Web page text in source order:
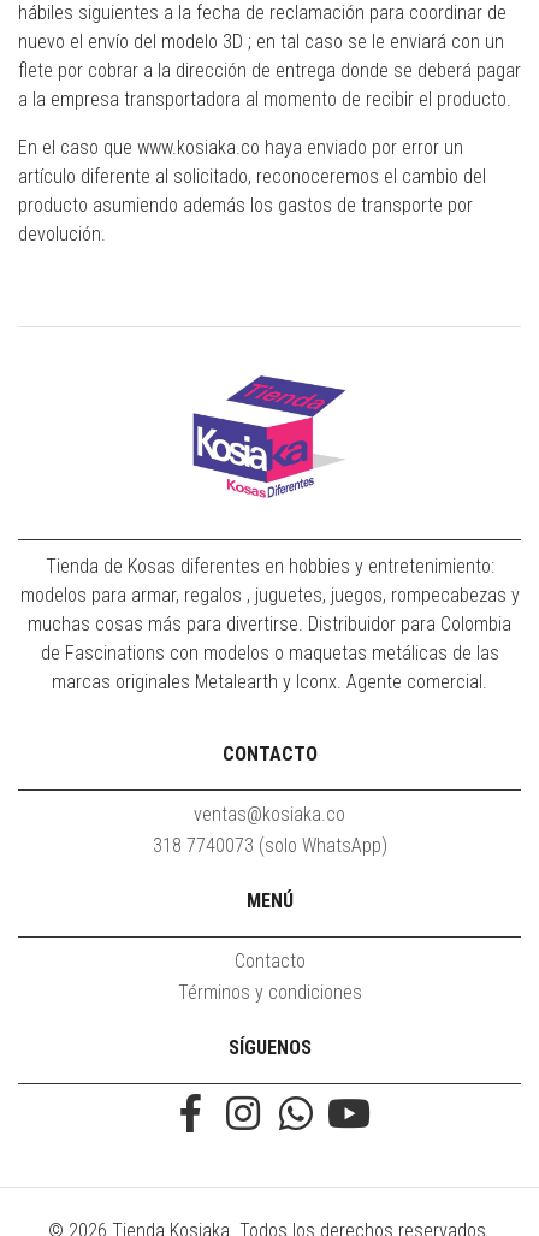
hábiles siguientes a la fecha de reclamación para coordinar de
nuevo el envío del modelo 3D ; en tal caso se le enviará con un
flete por cobrar a la dirección de entrega donde se deberá pagar
a la empresa transportadora al momento de recibir el producto.
En el caso que www.kosiaka.co haya enviado por error un
artículo diferente al solicitado, reconoceremos el cambio del
producto asumiendo además los gastos de transporte por
devolución.
Tienda de Kosas diferentes en hobbies y entretenimiento:
modelos para armar, regalos , juguetes, juegos, rompecabezas y
muchas cosas más para divertirse. Distribuidor para Colombia
de Fascinations con modelos o maquetas metálicas de las
marcas originales Metalearth y Iconx. Agente comercial.
CONTACTO
ventas@kosiaka.co
318 7740073 (solo WhatsApp)
MENÚ
Contacto
Términos y condiciones
SÍGUENOS
© 2026 Tienda Kosiaka. Todos los derechos reservados.